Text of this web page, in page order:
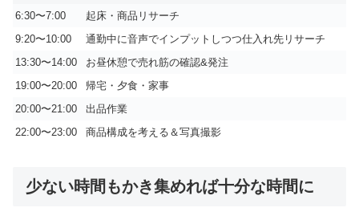
6:30〜7:00
起床・商品リサーチ
9:20〜10:00
通勤中に音声でインプットしつつ仕入れ先リサーチ
13:30〜14:00
お昼休憩で売れ筋の確認&発注
19:00〜20:00
帰宅・夕食・家事
20:00〜21:00
出品作業
22:00〜23:00
商品構成を考える＆写真撮影
少ない時間もかき集めれば十分な時間に